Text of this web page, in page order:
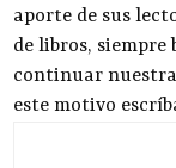
aporte de sus
de libros, siempre
continuar
este motivo